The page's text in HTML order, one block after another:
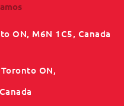
ON, M6N 1C5, Canada
ON,